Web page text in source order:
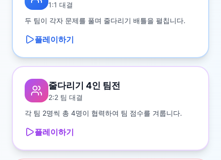
1:1 대결
두 팀이 각자 문제를 풀며 줄다리기 배틀을 펼칩니다.
플레이하기
줄다리기 4인 팀전
2:2 팀 대결
각 팀 2명씩 총 4명이 협력하여 팀 점수를 겨룹니다.
플레이하기